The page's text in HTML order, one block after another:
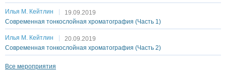
Илья М. Кейтлин
19.09.2019
Современная тонкослойная хроматография (Часть 1)
Илья М. Кейтлин
20.09.2019
Современная тонкослойная хроматография (Часть 2)
Все мероприятия